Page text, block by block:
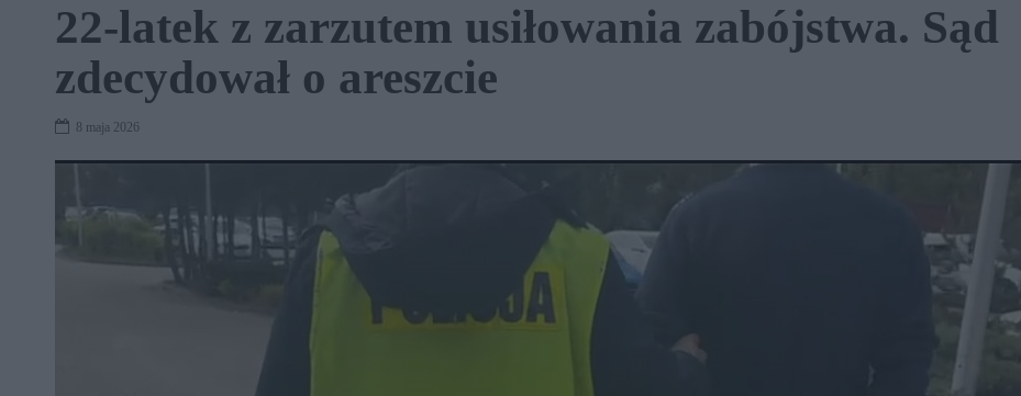
22-latek z zarzutem usiłowania zabójstwa. Sąd
zdecydował o areszcie
8 maja 2026